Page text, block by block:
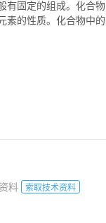
有固定的组成。 化合物
的性质。 化合物中
料 索取技术资料